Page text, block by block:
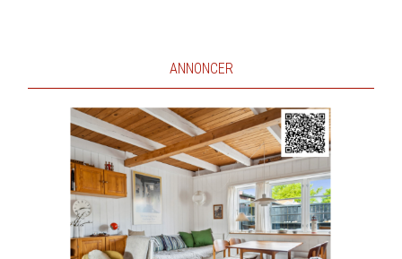
ANNONCER